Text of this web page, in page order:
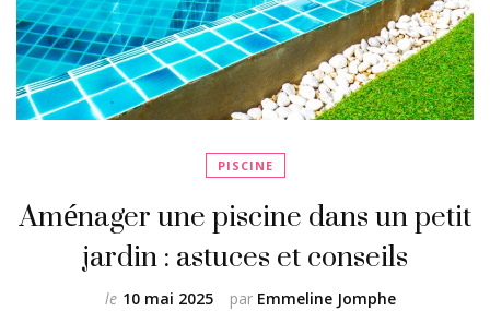
PISCINE
Aménager une piscine dans un petit
jardin : astuces et conseils
par Emmeline Jomphe
le 10 mai 2025